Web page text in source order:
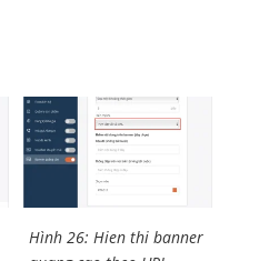
Hình 26: Hien thi banner